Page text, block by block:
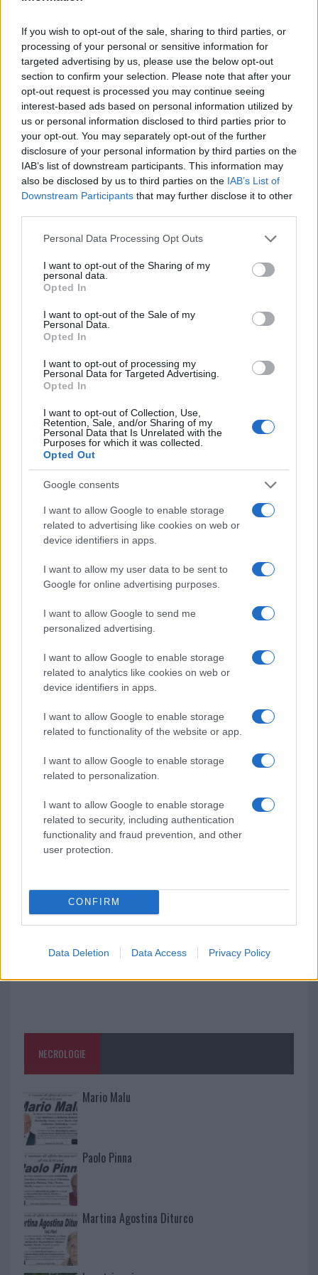
If you wish to opt-out of the sale, sharing to third parties, or
processing of your personal or sensitive information for
targeted advertising by us, please use the below opt-out
section to confirm your selection. Please note that after your
opt-out request is processed you may continue seeing
interest-based ads based on personal information utilized by
us or personal information disclosed to third parties prior to
your opt-out. You may separately opt-out of the further
disclosure of your personal information by third parties on the
IAB’s list of downstream participants. This information may
also be disclosed by us to third parties on the IAB’s List of
Downstream Participants that may further disclose it to other
Please note that this website/app uses one or more Google
not limited to your visit or usage behaviour. You may click to
grant or deny consent to Google and its third-party tags to
use your data for below specified purposes in below Google
consent section.
Personal Data Processing Opt Outs
I want to opt-out of the Sharing of my
personal data.
Opted In
I want to opt-out of the Sale of my
Personal Data.
Opted In
I want to opt-out of processing my
Personal Data for Targeted Advertising.
Opted In
I want to opt-out of Collection, Use,
Retention, Sale, and/or Sharing of my
Personal Data that Is Unrelated with the
Purposes for which it was collected.
Opted Out
Google consents
I want to allow Google to enable storage
related to advertising like cookies on web or
device identifiers in apps.
I want to allow my user data to be sent to
Google for online advertising purposes.
I want to allow Google to send me
personalized advertising.
I want to allow Google to enable storage
related to analytics like cookies on web or
device identifiers in apps.
I want to allow Google to enable storage
related to functionality of the website or app.
I want to allow Google to enable storage
related to personalization.
I want to allow Google to enable storage
related to security, including authentication
functionality and fraud prevention, and other
user protection.
CONFIRM
Data Deletion Data Access Privacy Policy
flessioni portatili, i migliori rasoi da barba
elettrici
Infatti altra super sezione è quella del Mangia
bevi: qui troviamo le migliori capsule di caffè,
gli olii extravergine più convenienti e di
qualità, fino ad arrivare agli champagne e ai
vini rossi più venduti.
Ci risulta molto chiaro, dopo questa carrellata,
il sito piùvenduti.it non può deludere
i suoi lettori, nella scelta dei prodotti più
convenienti e di qualità presenti nel mercato.
Condividi l'articolo
F
a
ce
b
o
o
k
T
w
it
te
r
Pi
te
st
W
at
A
p
S
a
Articolo precedente
NOTIZIE RECENTI
Nuovi posti auto in via La Marmora, parcheggio
provvisorio a La Maddalena
Allarme truffe a Berchidda, falsi incaricati
bussano alle porte
Notre-Dame de Paris conquista Olbia, la prima
al Molo Brin è un successo
Strada Sassari-Olbia, incidente all’alba: ferito il
conducente
Eventi in Gallura, da Jovanotti alla zuppa
gallurese: gli appuntamenti da non perdere
sequestri a Olbia e Arzachena
È morto Francesco Guccini, il maestro che si
NECROLOGIE
Mario Malu
Paolo Pinna
Martina Agostina Diturco